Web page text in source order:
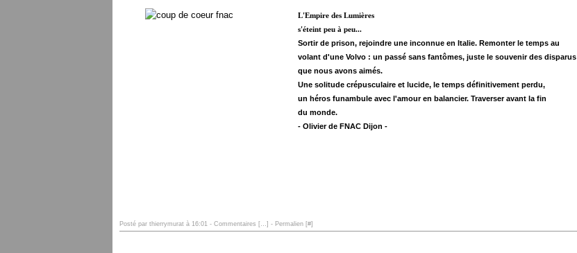
L'Empire des Lumières
s'éteint peu à peu...
Sortir de prison, rejoindre une inconnue en Italie. Remonter le temps au
volant d'une Volvo : un passé sans fantômes, juste le souvenir des disparus
que nous avons aimés.
Une solitude crépusculaire et lucide, le temps définitivement perdu,
un héros funambule avec l'amour en balancier. Traverser avant la fin
du monde.
- Olivier de FNAC Dijon -
Posté par thierrymurat à 16:01 - Commentaires […] - Permalien [#]